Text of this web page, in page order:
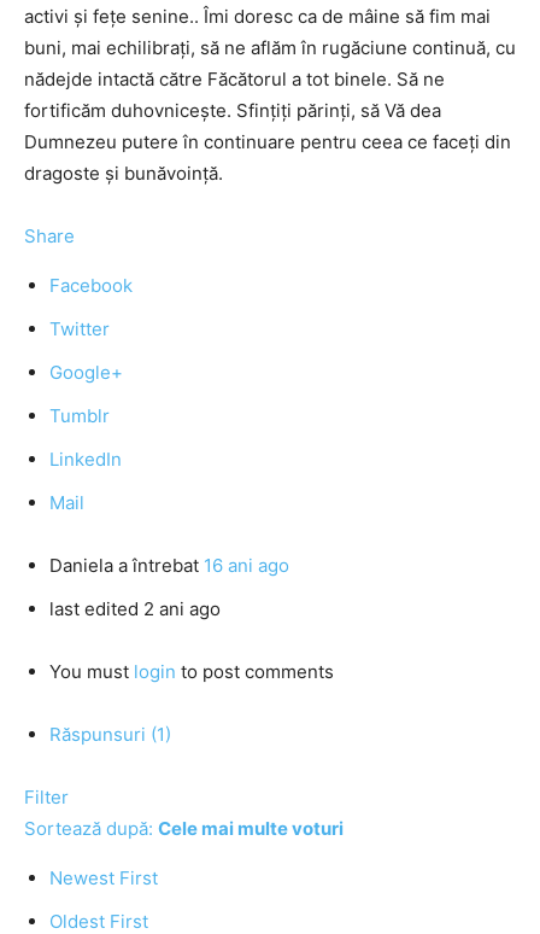
activi și fețe senine.. Îmi doresc ca de mâine să fim mai
buni, mai echilibrați, să ne aflăm în rugăciune continuă, cu
nădejde intactă către Făcătorul a tot binele. Să ne
fortificăm duhovnicește. Sfințiți părinți, să Vă dea
Dumnezeu putere în continuare pentru ceea ce faceți din
dragoste și bunăvoință.
Share
Facebook
Twitter
Google+
Tumblr
LinkedIn
Mail
Daniela a întrebat 16 ani ago
last edited 2 ani ago
You must login to post comments
Răspunsuri (1)
Filter
Sortează după: Cele mai multe voturi
Newest First
Oldest First